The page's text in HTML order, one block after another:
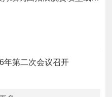
年第二次会议召开